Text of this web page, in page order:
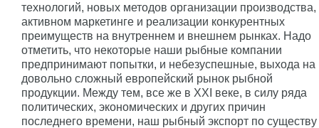
технологий, новых методов организации производства,
активном маркетинге и реализации конкурентных
преимуществ на внутреннем и внешнем рынках. Надо
отметить, что некоторые наши рыбные компании
предпринимают попытки, и небезуспешные, выхода на
довольно сложный европейский рынок рыбной
продукции. Между тем, все же в XXI веке, в силу ряда
политических, экономических и других причин
последнего времени, наш рыбный экспорт по существу